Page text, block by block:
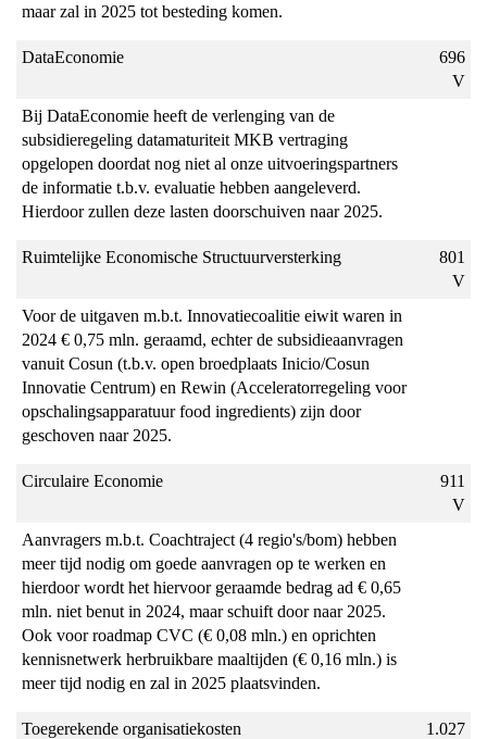
maar zal in 2025 tot besteding komen.
DataEconomie
696
V
Bij DataEconomie heeft de verlenging van de
subsidieregeling datamaturiteit MKB vertraging
opgelopen doordat nog niet al onze uitvoeringspartners
de informatie t.b.v. evaluatie hebben aangeleverd.
Hierdoor zullen deze lasten doorschuiven naar 2025.
Ruimtelijke Economische Structuurversterking
801
V
Voor de uitgaven m.b.t. Innovatiecoalitie eiwit waren in
2024 € 0,75 mln. geraamd, echter de subsidieaanvragen
vanuit Cosun (t.b.v. open broedplaats Inicio/Cosun
Innovatie Centrum) en Rewin (Acceleratorregeling voor
opschalingsapparatuur food ingredients) zijn door
geschoven naar 2025.
Circulaire Economie
911
V
Aanvragers m.b.t. Coachtraject (4 regio's/bom) hebben
meer tijd nodig om goede aanvragen op te werken en
hierdoor wordt het hiervoor geraamde bedrag ad € 0,65
mln. niet benut in 2024, maar schuift door naar 2025.
Ook voor roadmap CVC (€ 0,08 mln.) en oprichten
kennisnetwerk herbruikbare maaltijden (€ 0,16 mln.) is
meer tijd nodig en zal in 2025 plaatsvinden.
Toegerekende organisatiekosten
1.027